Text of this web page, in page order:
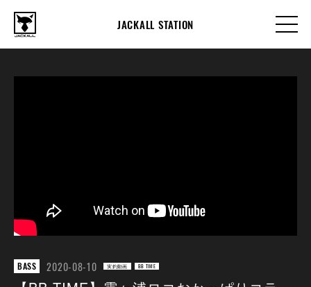
JACKALL STATION
BASS 2020-08-10 実釣動画 BB TIME